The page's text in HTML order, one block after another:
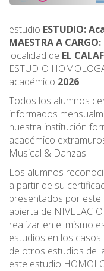
estudio ESTUDIO:
MAESTRA A CARGO:
localidad de EL
ESTUDIO
académico 2026
Todos los alumnos
informados
nuestra institución
académico
Musical & Danzas.
Los alumnos
a partir de su
presentados por
abierta de
realizar en el mismo
estudios en los
de otros estudios de
este estudio